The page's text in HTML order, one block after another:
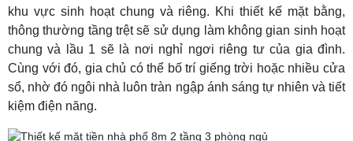
khu vực sinh hoạt chung và riêng. Khi thiết kế mặt bằng,
thông thường tầng trệt sẽ sử dụng làm không gian sinh hoạt
chung và lầu 1 sẽ là nơi nghỉ ngơi riêng tư của gia đình.
Cùng với đó, gia chủ có thể bố trí giếng trời hoặc nhiều cửa
sổ, nhờ đó ngôi nhà luôn tràn ngập ánh sáng tự nhiên và tiết
kiệm điện năng.